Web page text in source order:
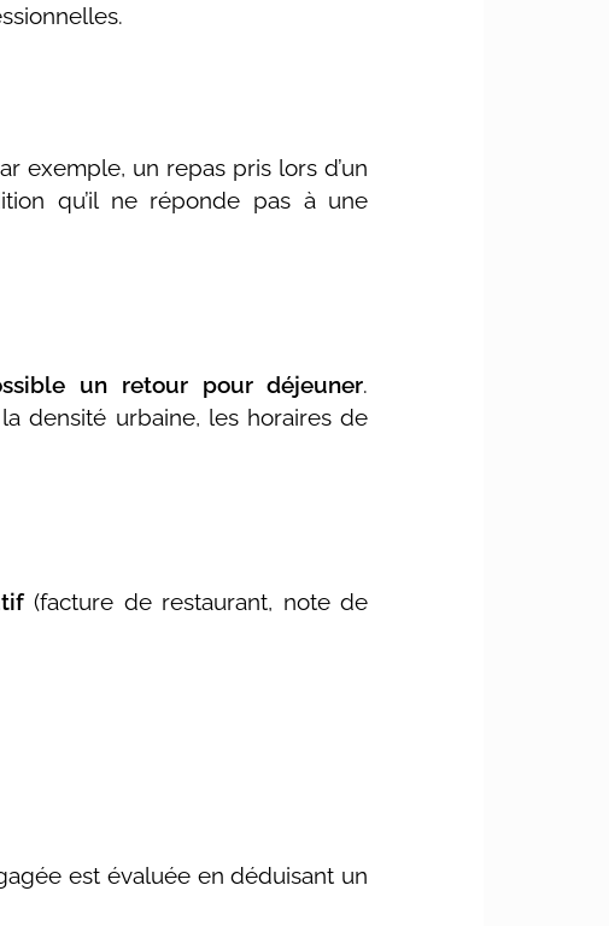
exemple, un repas pris lors d’un
qu’il ne réponde pas à une
un retour pour déjeuner.
densité urbaine, les horaires de
(facture de restaurant, note de
est évaluée en déduisant un